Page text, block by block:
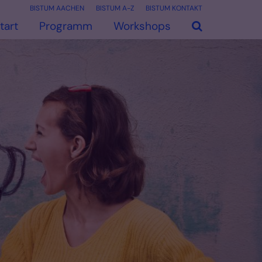
BISTUM AACHEN BISTUM A-Z BISTUM KONTAKT
Programm Workshops